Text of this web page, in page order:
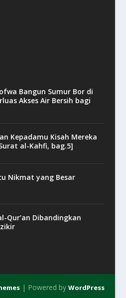
Bangun Sumur Bor di
Akses Air Bersih bagi
Kepadamu Kisah Mereka
al-Kahfi, bag.5]
Nikmat yang Besar
Qur’an Dibandingkan
| Powered by WordPress